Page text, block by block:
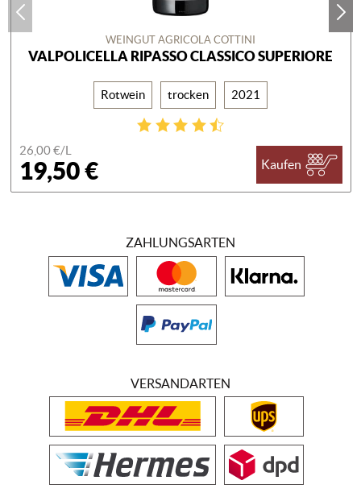
WEINGUT AGRICOLA COTTINI
VALPOLICELLA RIPASSO CLASSICO SUPERIORE
Rotwein trocken 2021
26,00 €/L
19,50 € Kaufen
ZAHLUNGSARTEN
VERSANDARTEN